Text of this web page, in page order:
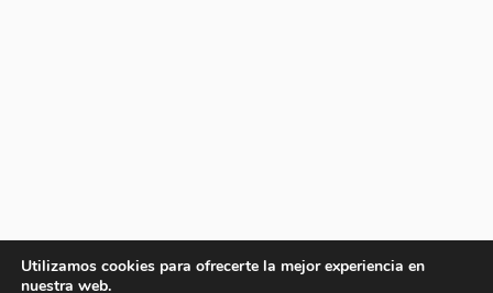
Utilizamos cookies para ofrecerte la mejor experiencia en
nuestra web.